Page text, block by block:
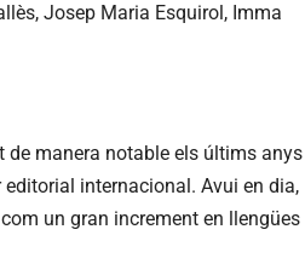
Josep Maria Esquirol, Imma
de manera notable els últims anys
internacional. Avui en dia,
un gran increment en llengües